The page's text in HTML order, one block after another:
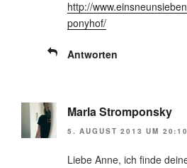
http://
ponyhof/
Antworten
Marla Stromponsky
5. AUGUST 2013 UM
Liebe Anne, ich finde